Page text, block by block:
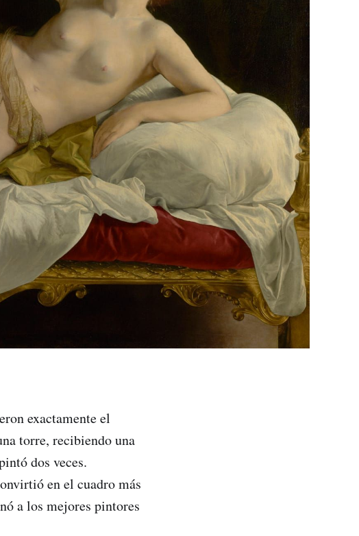
exactamente el
torre, recibiendo una
dos veces.
en el cuadro más
a los mejores pintores